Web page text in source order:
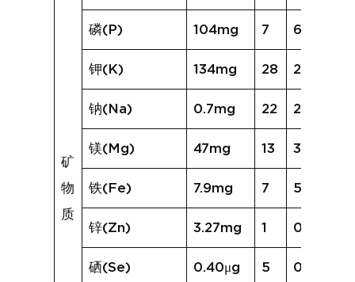
矿
物
质
磷(P) 104mg 7 62mg
钾(K) 134mg 28 288mg
钠(Na) 0.7mg 22 26.2mg
镁(Mg) 47mg 13 38mg
铁(Fe) 7.9mg 7 5.1mg
锌(Zn) 3.27mg 1 0.55mg
硒(Se) 0.40μg 5 0.34μg